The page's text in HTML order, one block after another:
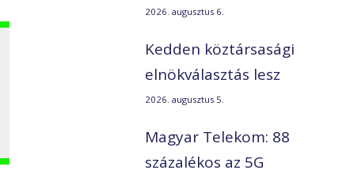
2026. augusztus 6.
Kedden köztársasági
elnökválasztás lesz
2026. augusztus 5.
Magyar Telekom: 88
százalékos az 5G